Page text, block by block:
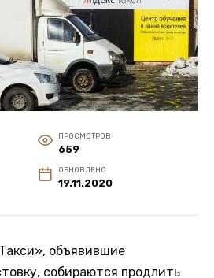
ПРОСМОТРОВ
659
ОБНОВЛЕНО
19.11.2020
объявившие
собираются продлить